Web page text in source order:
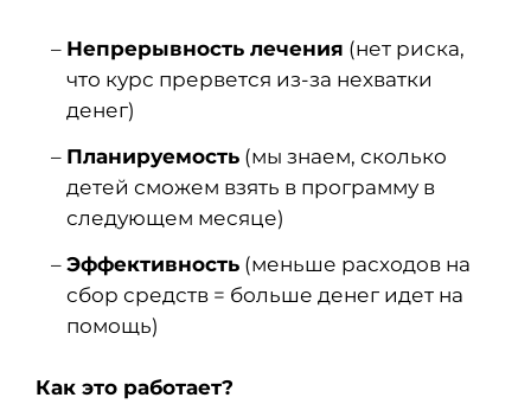
Непрерывность лечения (нет риска,
что курс прервется из-за нехватки
денег)
Планируемость(мы знаем, сколько
детей сможем взять в программу в
следующем месяце)
Эффективность(меньше расходов на
сбор средств = больше денег идет на
помощь)
Как это работает?